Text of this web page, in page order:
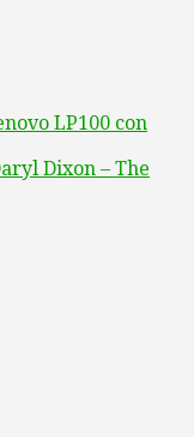
LP100 con
Dixon – The